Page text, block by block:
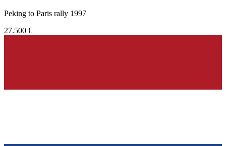
Peking to Paris rally 1997
27.500 €